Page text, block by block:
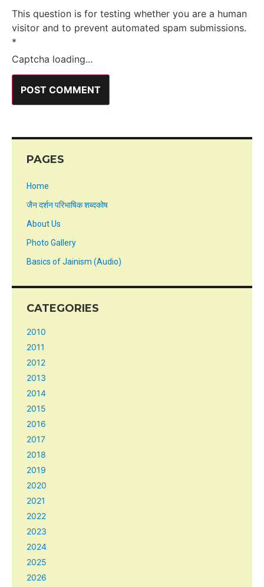
This question is for testing whether you are a human
visitor and to prevent automated spam submissions.
*
Captcha loading...
PAGES
Home
जैन दर्शन परिभाषिक शब्दकोष
About Us
Photo Gallery
Basics of Jainism (Audio)
CATEGORIES
2010
2011
2012
2013
2014
2015
2016
2017
2018
2019
2020
2021
2022
2023
2024
2025
2026